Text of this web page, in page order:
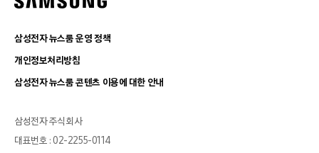
삼성전자 뉴스룸 운영 정책
개인정보처리방침
삼성전자 뉴스룸 콘텐츠 이용에 대한 안내
삼성전자 주식회사
대표번호 : 02-2255-0114